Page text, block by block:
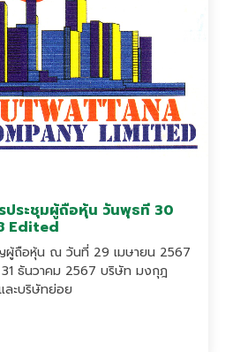
ประชุมผู้ถือหุ้น วันพุธที่ 30
Edited
ญผู้ถือหุ้น ณ วันที่ 29 เมษายน 2567
ธันวาคม 2567 บริษัท มงกุฎ
ะบริษัทย่อย